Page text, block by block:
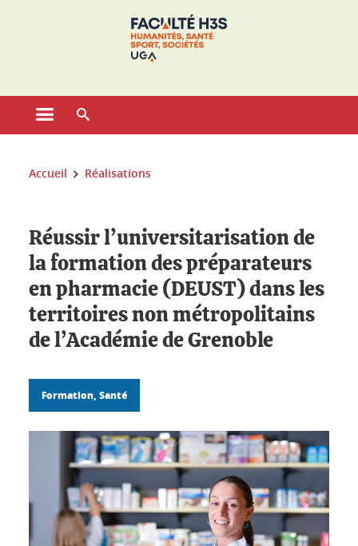
Ouvrir le menu principal
Vous êtes ici :
Accueil Réalisations
Réussir l’universitarisation de
la formation des préparateurs
en pharmacie (DEUST) dans les
territoires non métropolitains
de l’Académie de Grenoble
Formation, Santé